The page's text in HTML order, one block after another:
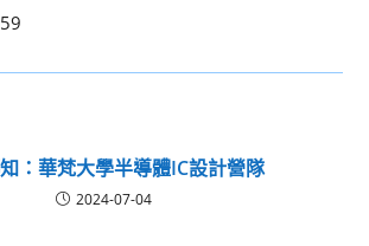
：華梵大學半導體IC設計營隊
2024-07-04